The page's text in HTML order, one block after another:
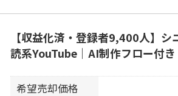
【収益化済・登録者9,400人】シ
読系YouTube｜AI制作フロー付き
希望売却価格